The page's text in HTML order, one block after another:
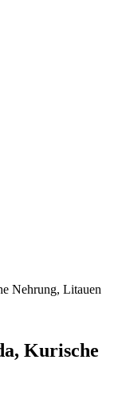
Nehrung, Litauen
Kurische